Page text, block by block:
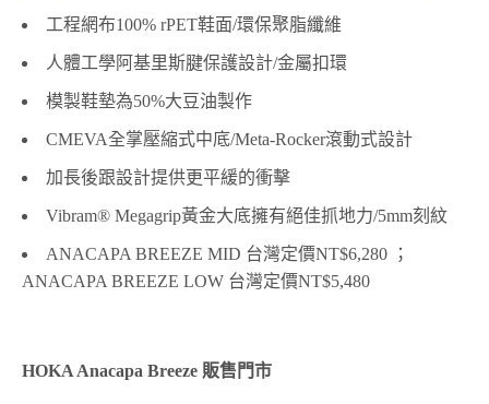
工程網布100% rPET鞋面/環保聚脂纖維
人體工學阿基里斯腱保護設計/金屬扣環
模製鞋墊為50%大豆油製作
CMEVA全掌壓縮式中底/Meta-Rocker滾動式設計
加長後跟設計提供更平緩的衝擊
Vibram® Megagrip黃金大底擁有絕佳抓地力/5mm刻紋
ANACAPA BREEZE MID 台灣定價NT$6,280 ；
ANACAPA BREEZE LOW 台灣定價NT$5,480
HOKA Anacapa Breeze 販售門市